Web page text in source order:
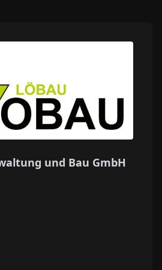
und Bau GmbH